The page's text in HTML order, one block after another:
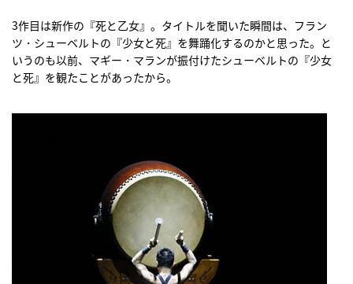
3作目は新作の『死と乙女』。タイトルを聞いた瞬間は、フラン
ツ・シューベルトの『少女と死』を舞踊化するのかと思った。と
いうのも以前、マギー・マランが振付けたシューベルトの『少女
と死』を観たことがあったから。